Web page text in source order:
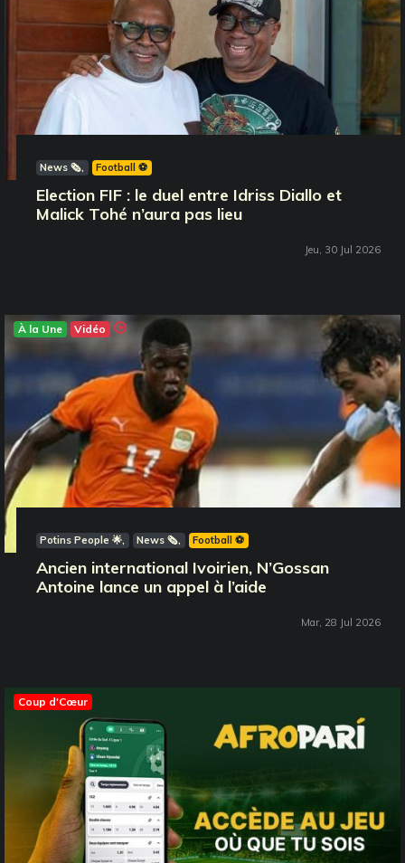
News 🗞️ Football ⚽️
Election FIF : le duel entre Idriss Diallo et
Malick Tohé n’aura pas lieu
Jeu, 30 Jul 2026
À la Une Vidéo
Potins People 🌟 News 🗞️ Football ⚽️
Ancien international Ivoirien, N’Gossan
Antoine lance un appel à l’aide
Mar, 28 Jul 2026
Coup d'Cœur